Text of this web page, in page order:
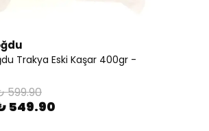
Trakya Eski Kaşar 400gr -
599.90
549.90